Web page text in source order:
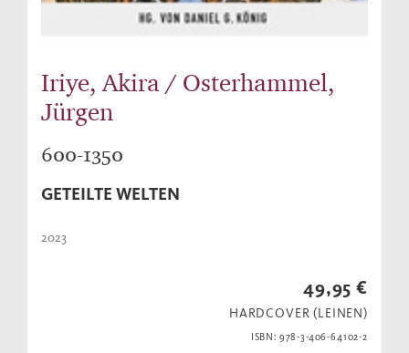
Iriye, Akira / Osterhammel,
Jürgen
600-1350
GETEILTE WELTEN
2023
49,95 €
HARDCOVER (LEINEN)
ISBN: 978-3-406-64102-2